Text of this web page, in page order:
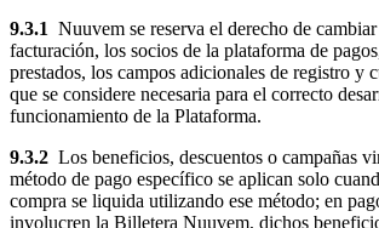
9.3.1 Nuuvem se reserva el derecho de
facturación, los socios de la plataforma de
prestados, los campos adicionales de registro y
que se considere necesaria para el correcto
funcionamiento de la Plataforma.
9.3.2 Los beneficios, descuentos o campañas
método de pago específico se aplican solo
compra se liquida utilizando ese método; en
involucren la Billetera Nuuvem, dichos